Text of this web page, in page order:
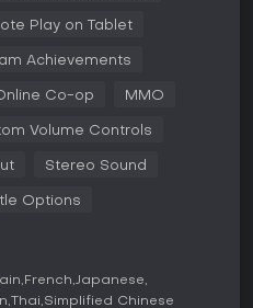
sich in Archetypen wie light
für faire Matches gegen
sorgt. Das fortschrittliche
zerstörbar - ein Treffer
den Feind direkt und
wie
in der Werkstatt oder
mit schwankenden
Fraktionen prägen
Play on Tablet
Achievements
Co-op MMO
Volume Controls
Stereo Sound
Options
French Japanese
Thai Simplified Chinese